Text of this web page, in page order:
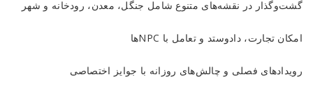
گشت‌و‌گذار در نقشه‌های متنوع شامل جنگل، معدن، رودخانه و شهر
امکان تجارت، دادوستد و تعامل با NPCها
رویدادهای فصلی و چالش‌های روزانه با جوایز اختصاصی